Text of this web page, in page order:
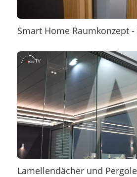
Smart Home Raumkonzept -
Lamellendächer und